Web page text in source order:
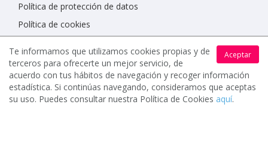
Política de protección de datos
Política de cookies
Aceptar
Te informamos que utilizamos cookies propias y de
terceros para ofrecerte un mejor servicio, de
acuerdo con tus hábitos de navegación y recoger información
estadística. Si continúas navegando, consideramos que aceptas
su uso. Puedes consultar nuestra Política de Cookies aquí.